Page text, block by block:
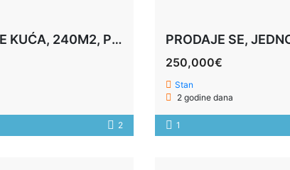
PRODAJE SE KUĆA, 240M2, PODGORICA
2
250,000€
Stan
2 godine dana
1